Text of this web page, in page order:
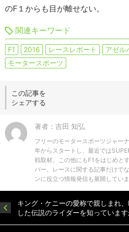
のF１からも目が離せない。
関連キーワード
F1 2016 レースレポート
アゼル
モータースポーツ
この記事を
シェアする
著者：吉田 知弘
フリーのモータースポーツジャー
年からスタートし、最近では
戦取材。この他にもF1をはじめと
バー。レースに関する記事だけで
ンに役立つ情報発信も展開していま
キング・ケニーの愛称で親しまれ
した伝説のライダーを知っています